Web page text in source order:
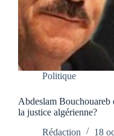
Politique
Abdeslam
la justice algérienne?
Rédaction
18